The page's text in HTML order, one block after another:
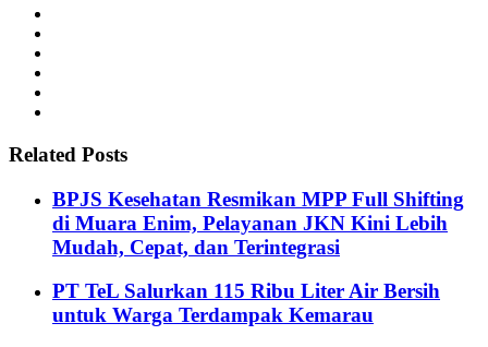
Related Posts
BPJS Kesehatan Resmikan MPP Full Shifting
di Muara Enim, Pelayanan JKN Kini Lebih
Mudah, Cepat, dan Terintegrasi
PT TeL Salurkan 115 Ribu Liter Air Bersih
untuk Warga Terdampak Kemarau